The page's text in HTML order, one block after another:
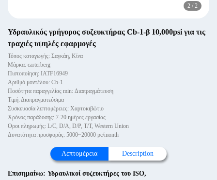
2 / 2
Υδραυλικός γρήγορος συζευκτήρας Cb-1-β 10,000psi για τις
τραχιές υψηλές εφαρμογές
Τόπος καταγωγής: Σαγκάη, Κίνα
Μάρκα: carterberg
Πιστοποίηση: IATF16949
Αριθμό μοντέλου: Cb-1
Ποσότητα παραγγελίας min: Διαπραγμάτευση
Τιμή: Διαπραγματεύσιμα
Συσκευασία λεπτομέρειες: Χαρτοκιβώτιο
Χρόνος παράδοσης: 7-20 ημέρες εργασίας
Όροι πληρωμής: L/C, D/A, D/P, T/T, Western Union
Δυνατότητα προσφοράς: 5000~20000 pc/month
Λεπτομέρεια Description
Επισημαίνω: Υδραυλικοί συζευκτήρες του ISO,